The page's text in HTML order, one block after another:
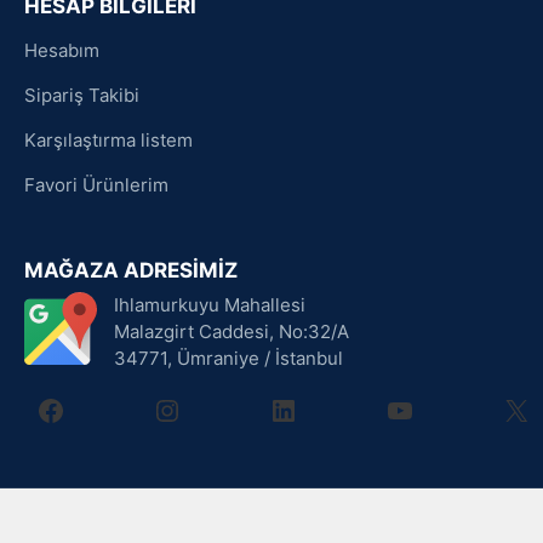
HESAP BİLGİLERİ
Hesabım
Sipariş Takibi
Karşılaştırma listem
Favori Ürünlerim
MAĞAZA ADRESİMİZ
Ihlamurkuyu Mahallesi
Malazgirt Caddesi, No:32/A
34771, Ümraniye / İstanbul
facebookinstagramlinkedin youtube X